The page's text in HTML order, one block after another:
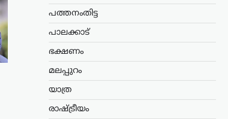
പത്തനംതിട്ട
പാലക്കാട്
ഭക്ഷണം
മലപ്പുറം
യാത്ര
രാഷ്ട്രീയം